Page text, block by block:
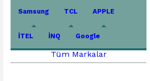
Samsung TCL APPLE
İTEL İNQ Google
Tüm Markalar